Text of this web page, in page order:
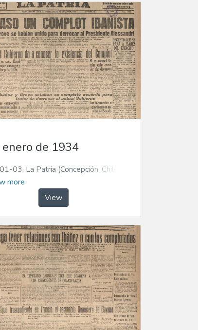
de 1934
03, La Patria (Concepción, Chile :
more
View